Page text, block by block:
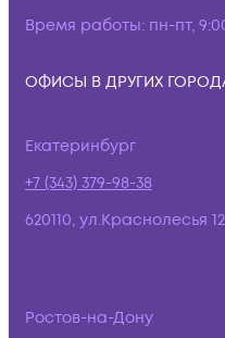
Время работы: пн-пт,
ОФИСЫ В ДРУГИХ
Екатеринбург
+7 (343) 379-98-38
620110, ул.Краснолесья
Ростов-на-Дону